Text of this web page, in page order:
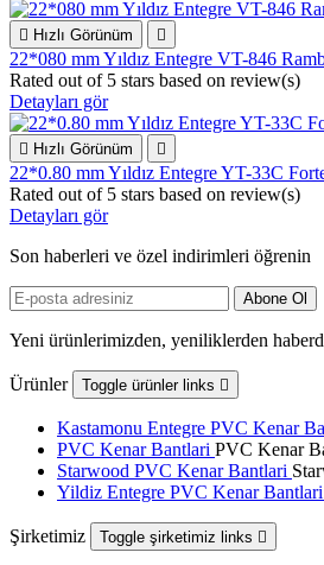
 Hızlı Görünüm 
22*080 mm Yıldız Entegre VT-846
Rated out of 5 stars based on review(s)
Detayları gör
 Hızlı Görünüm 
22*0.80 mm Yıldız Entegre YT-33C
Rated out of 5 stars based on review(s)
Detayları gör
Son haberleri ve özel indirimleri öğrenin
Yeni ürünlerimizden, yeniliklerden
Ürünler Toggle ürünler links 
Kastamonu Entegre PVC Kenar
PVC Kenar Bantlari PVC Kenar
Starwood PVC Kenar Bantlari
Yildiz Entegre PVC Kenar Bantlari
Şirketimiz Toggle şirketimiz links 